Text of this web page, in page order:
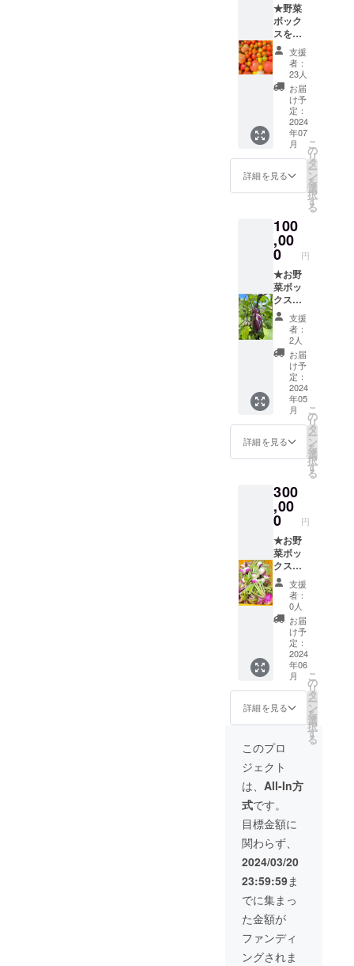
便にて
お届け
しま
す。
ま
すっ！
！ 種か
ら大事
に育て
天日干
しをし
たお米
はとっ
ても甘
くて炊
き始め
た時の
香りか
も美味
しいご
飯です♪
ぜひ、
ご堪能
下さい
☆ ダン
ボール
80サイ
ズ お
およそ
2kg〜
保存方
法:冷蔵
保存 お
野菜
BOXは6
月〜9月
ル便に
てお届
けしま
す。
★野菜
ボック
スをお
好きな
時期に
お届け♪
山梨県
北杜市
明野町
産たっ
ぷり100
サイズ
のダン
ボール
でお届
け！ な
手に入
らない
固定
種、自
然栽培
のお野
菜をご
堪能く
ださ
い。 春
夏秋冬
お好き
な時期
にお届
けしま
す。 ・
春5月レ
タス、
ラ
ディッ
小か
ぶ、小
松菜な
ど ・夏
8月きゅ
うり、
なす、
ピーマ
ンなど
・秋10
月レタ
ス、小
かぶ、
わさび
菜、水
菜など
・冬12
月大
根、に
んじ
ん、春
菊、小
松菜な
ど ＊入
るお野
菜は気
候に
よって
も変わ
りま
す。 注)
届いて
欲しい
季節を
備考欄
にご記
入お願
いしま
支援
者：
23人
お届
け予
定：
2024
年07
月
詳細を見る
こ
の
リ
タ
ー
ン
を
選
択
す
る
100
,00
0 円
★お野
菜ボッ
クスの
定期便
発送(5
月から
12月ま
県北杜
市明野
町産の
たっぷ
り100サ
イズダ
ンボー
ルで5月
月まで
月に1度
お届け
しま
す！ そ
れぞれ
季節ご
とに入
る野菜
が違う
ので楽
しめま
す♪ ★5
月〜9月
頃に開
催する
収穫体
験イベ
ントご
招待 毎
年行っ
ている
収穫体
験イベ
ントに
ご招
待！ ぜ
ひ自然
栽培の
畑で収
穫しな
がら味
わって
みてく
ださい♪
お土産
付きで
す！ ＊
支援
者：
2人
お届
け予
定：
2024
年05
月
詳細を見る
こ
の
リ
タ
ー
ン
を
選
択
す
る
300
,00
0 円
★お野
菜ボッ
クスの
定期便
発送(5
月から
12月ま
県北杜
市明野
町産の
たっぷ
り100サ
イズダ
ンボー
ルで5月
から12
月まで
月に1度
お届け
しま
す！ そ
れぞれ
季節ご
とに入
る野菜
が違う
ので楽
しめま
す♪ ★
新米5キ
ロ(発送
時期は
11月) 山
支援
者：
0人
お届
け予
定：
2024
年06
月
詳細を見る
こ
の
リ
タ
ー
ン
を
選
択
す
る
このプロ
ジェクト
は、 All-In方
式です。
目標金額に
関わらず、
2024/03/20
23:59:59ま
でに集まっ
た金額が
ファンディ
ングされま